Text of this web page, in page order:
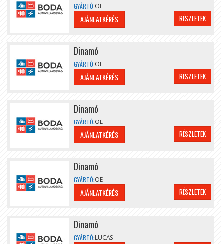
GYÁRTÓ:OE
AJÁNLATKÉRÉS RÉSZLETEK
Dinamó
GYÁRTÓ:OE
AJÁNLATKÉRÉS RÉSZLETEK
Dinamó
GYÁRTÓ:OE
AJÁNLATKÉRÉS RÉSZLETEK
Dinamó
GYÁRTÓ:OE
AJÁNLATKÉRÉS RÉSZLETEK
Dinamó
GYÁRTÓ:LUCAS